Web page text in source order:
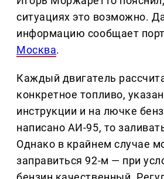
ситуациях это возможно.
информацию сообщает
Москва.
Каждый двигатель
конкретное топливо,
инструкции и на лючке
написано АИ-95, то
Однако в крайнем случае
заправиться 92-м — при